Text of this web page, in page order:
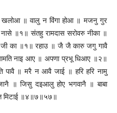
खलोआ ॥ वालु न विंगा होआ ॥ मजनु गुर
॥१॥ संतहु रामदास सरोवरु नीका ॥
जी का ॥१॥ रहाउ ॥ जै जै कारु जगु गावै
नाइ आए ॥ अपणा प्रभू धिआए ॥२॥
पावै ॥ मरै न आवै जाई ॥ हरि हरि नामु
॥ जिसु दइआलु होए भगवानै ॥ बाबा
मिटाई ॥४॥७॥५७॥